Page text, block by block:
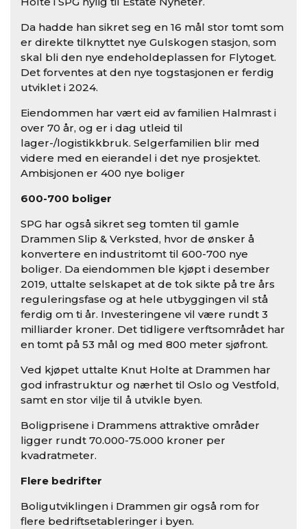
Da hadde han sikret seg en 16 mål stor tomt som
er direkte tilknyttet nye Gulskogen stasjon, som
skal bli den nye endeholdeplassen for Flytoget.
Det forventes at den nye togstasjonen er ferdig
utviklet i 2024.
Eiendommen har vært eid av familien Halmrast i
over 70 år, og er i dag utleid til
lager-/logistikkbruk. Selgerfamilien blir med
videre med en eierandel i det nye prosjektet.
Ambisjonen er 400 nye boliger
600-700 boliger
SPG har også sikret seg tomten til gamle
Drammen Slip & Verksted, hvor de ønsker å
konvertere en industritomt til 600-700 nye
boliger. Da eiendommen ble kjøpt i desember
2019, uttalte selskapet at de tok sikte på tre års
reguleringsfase og at hele utbyggingen vil stå
ferdig om ti år. Investeringene vil være rundt 3
milliarder kroner. Det tidligere verftsområdet har
en tomt på 53 mål og med 800 meter sjøfront.
Ved kjøpet uttalte Knut Holte at Drammen har
god infrastruktur og nærhet til Oslo og Vestfold,
samt en stor vilje til å utvikle byen.
Boligprisene i Drammens attraktive områder
ligger rundt 70.000-75.000 kroner per
kvadratmeter.
Flere bedrifter
Boligutviklingen i Drammen gir også rom for
flere bedriftsetableringer i byen.